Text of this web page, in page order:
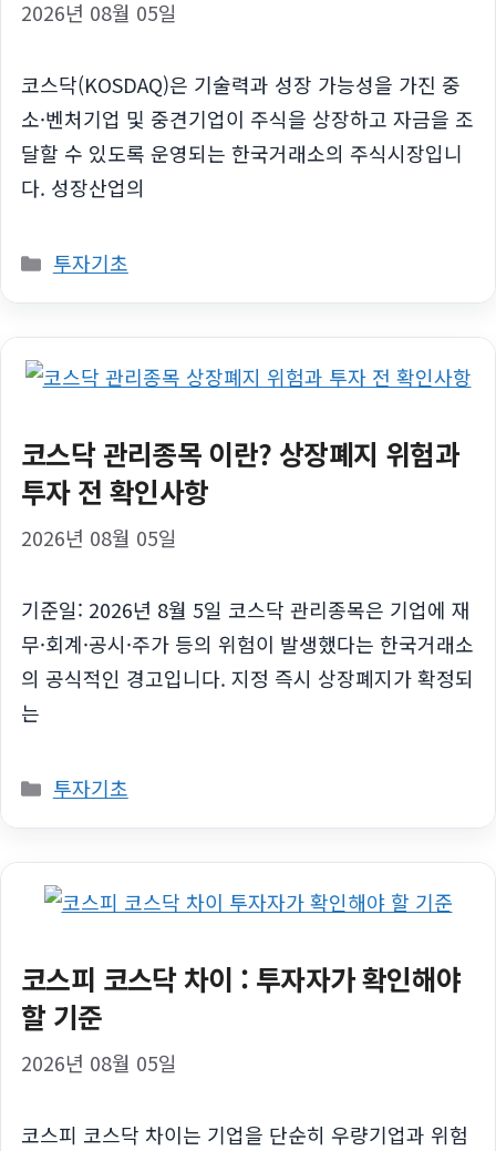
2026년 08월 05일
코스닥(KOSDAQ)은 기술력과 성장 가능성을 가진 중
소·벤처기업 및 중견기업이 주식을 상장하고 자금을 조
달할 수 있도록 운영되는 한국거래소의 주식시장입니
다. 성장산업의
카
투자기초
코스닥 관리종목 이란? 상장폐지 위험과
투자 전 확인사항
2026년 08월 05일
기준일: 2026년 8월 5일 코스닥 관리종목은 기업에 재
무·회계·공시·주가 등의 위험이 발생했다는 한국거래소
의 공식적인 경고입니다. 지정 즉시 상장폐지가 확정되
는
카
투자기초
코스피 코스닥 차이 : 투자자가 확인해야
할 기준
2026년 08월 05일
코스피 코스닥 차이는 기업을 단순히 우량기업과 위험